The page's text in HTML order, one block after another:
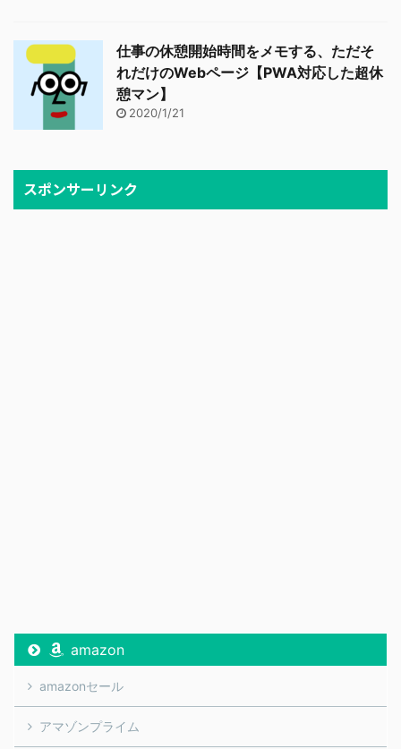
仕事の休憩開始時間をメモする、ただそ
れだけのWebページ【PWA対応した超休
憩マン】
2020/1/21
スポンサーリンク
amazon
amazonセール
アマゾンプライム